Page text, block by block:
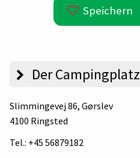
Speichern
Der Campingplatz
Slimmingevej 86, Gørslev
4100 Ringsted
Tel.: +45 56879182